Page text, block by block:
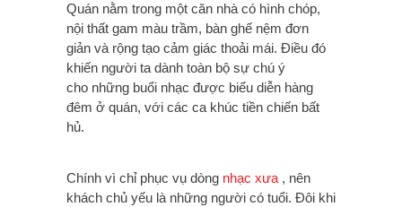
Quán nằm trong một căn nhà có hình chóp,
nội thất gam màu trầm, bàn ghế nệm đơn
giản và rộng tạo cảm giác thoải mái. Điều đó
khiến người ta dành toàn bộ sự chú ý
cho những buổi nhạc được biểu diễn hàng
đêm ở quán, với các ca khúc tiền chiến bất
hủ.
Chính vì chỉ phục vụ dòng nhạc xưa , nên
khách chủ yếu là những người có tuổi. Đôi khi